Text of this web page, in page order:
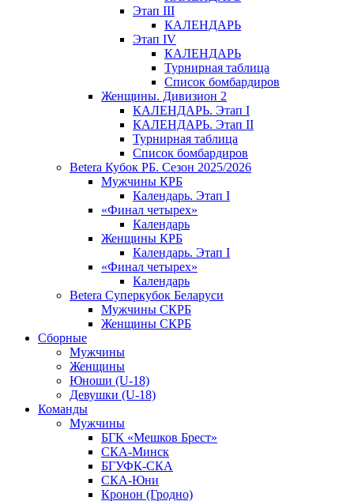
Этап III
КАЛЕНДАРЬ
Этап IV
КАЛЕНДАРЬ
Турнирная таблица
Список бомбардиров
Женщины. Дивизион 2
КАЛЕНДАРЬ. Этап I
КАЛЕНДАРЬ. Этап II
Турнирная таблица
Список бомбардиров
Betera Кубок РБ. Сезон 2025/2026
Мужчины КРБ
Календарь. Этап I
«Финал четырех»
Календарь
Женщины КРБ
Календарь. Этап I
«Финал четырех»
Календарь
Betera Суперкубок Беларуси
Мужчины СКРБ
Женщины СКРБ
Сборные
Мужчины
Женщины
Юноши (U-18)
Девушки (U-18)
Команды
Мужчины
БГК «Мешков Брест»
СКА-Минск
БГУФК-СКА
СКА-Юни
Кронон (Гродно)